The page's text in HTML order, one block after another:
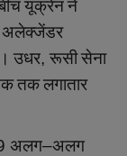
यूक्रेनने
अलेक्जेंडर
उधर, रूसीसेना
तकलगातार
अलग–अलग